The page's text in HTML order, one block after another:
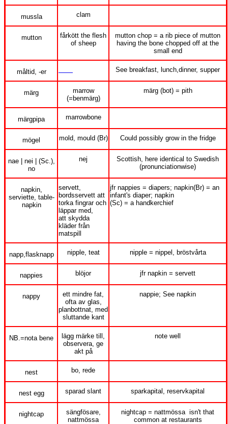
mussla clam
mutton
fårkött the flesh
of sheep
mutton chop = a rib piece of mutton
having the bone chopped off at the
small end
måltid, -er See breakfast, lunch,dinner, supper
märg
marrow
(=benmärg)
märg (bot) = pith
märgpipa marrowbone
mögel mold, mould (Br) Could possibly grow in the fridge
nae | nei | (Sc.),
no
nej
Scottish, here identical to Swedish
(pronunciationwise)
napkin,
serviette, table-
napkin
servett,
bordsservett att
torka fingrar och
läppar med,
att skydda
kläder från
matspill
jfr nappies = diapers; napkin(Br) = an
infant's diaper; napkin
(Sc) = a handkerchief
napp,flasknapp nipple, teat nipple = nippel, bröstvårta
nappies blöjor jfr napkin = servett
nappy
ett mindre fat,
ofta av glas,
planbottnat, med
sluttande kant
nappie; See napkin
NB.=nota bene
lägg märke till,
observera, ge
akt på
note well
nest bo, rede
nest egg sparad slant sparkapital, reservkapital
nightcap
sängfösare,
nattmössa
nightcap = nattmössa isn't that
common at restaurants